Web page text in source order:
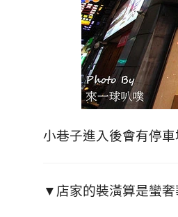
小巷子進入後會有停
▼ 店家的裝潢算是蠻奢